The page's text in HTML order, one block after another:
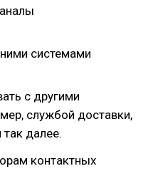
системами
с другими
службой доставки,
далее.
контактных